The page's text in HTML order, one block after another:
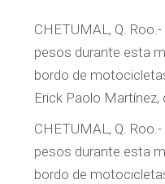
CHETUMAL, Q.
pesos durante esta
bordo de
Erick Paolo
CHETUMAL, Q.
pesos durante esta
bordo de